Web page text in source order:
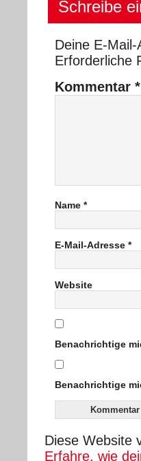
Schreibe
Deine E-
Erforderliche
Kommentar *
Name *
E-Mail-Adresse *
Website
Benachrichtige
Benachrichtige
Diese Website
Erfahre, wie